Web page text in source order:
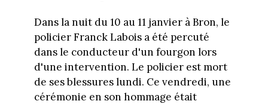
Dans la nuit du 10 au 11 janvier à Bron, le
policier Franck Labois a été percuté
dans le conducteur d'un fourgon lors
d'une intervention. Le policier est mort
de ses blessures lundi. Ce vendredi, une
cérémonie en son hommage était